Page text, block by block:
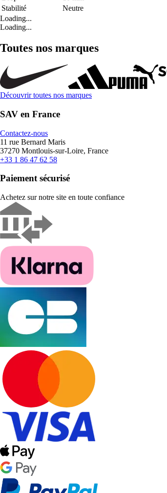
Stabilité
Neutre
Loading...
Loading...
Toutes nos marques
Découvrir toutes nos marques
SAV en France
Contactez-nous
11 rue Bernard Maris
37270 Montlouis-sur-Loire, France
+33 1 86 47 62 58
Paiement sécurisé
Achetez sur notre site en toute confiance